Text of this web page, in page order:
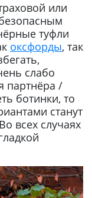
или
туфли
оксфорды, так
слабо
партнёра /
ботинки, то
станут
всех случаях